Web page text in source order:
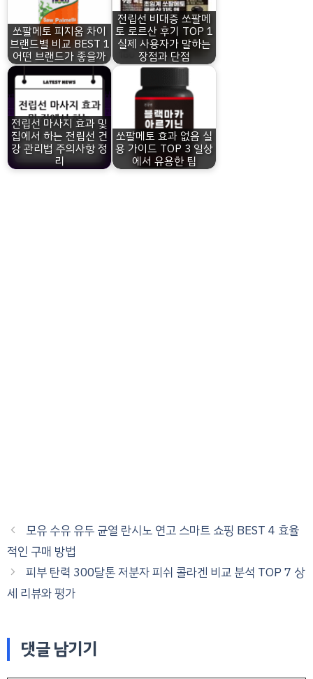
쏘팔메토 피지움 차이
브랜드별 비교 BEST 1
어떤 브랜드가 좋을까
전립선 비대증 쏘팔메
토 로르산 후기 TOP 1
실제 사용자가 말하는
장점과 단점
전립선 마사지 효과 및
집에서 하는 전립선 건
강 관리법 주의사항 정
리
쏘팔메토 효과 없음 실
용 가이드 TOP 3 일상
에서 유용한 팁
모유 수유 유두 균열 란시노 연고 스마트 쇼핑 BEST 4 효율
적인 구매 방법
피부 탄력 300달톤 저분자 피쉬 콜라겐 비교 분석 TOP 7 상
세 리뷰와 평가
댓글 남기기